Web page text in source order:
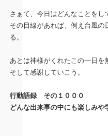
さぁて、今日はどんなことをし
その目線があれば、例え台風
る。
あとは神様がくれたこの一日を
そして感謝していこう。
行動語録 その１０００
どんな出来事の中にも楽しみや